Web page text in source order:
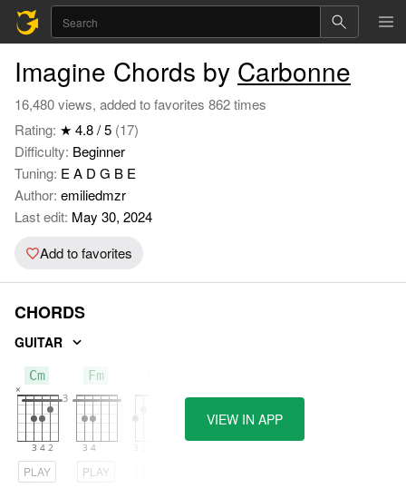
Imagine Chords by Carbonne
16,480 views, added to favorites 862 times
Rating: ★ 4.8 / 5 (17)
Difficulty: Beginner
Tuning: E A D G B E
Author: emiliedmzr
Last edit: May 30, 2024
Add to favorites
CHORDS
GUITAR
Cm
PLAY
Fm
PLAY
VIEW IN APP